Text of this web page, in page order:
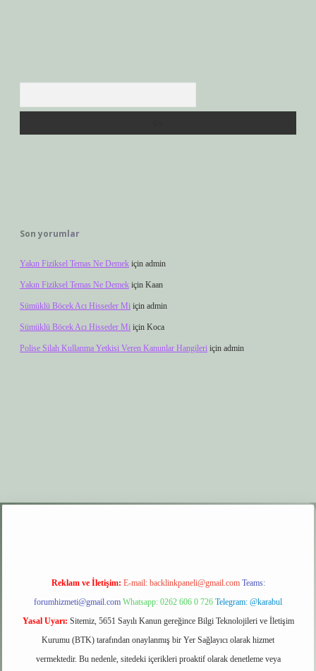
Son yorumlar
Yakın Fiziksel Temas Ne Demek için admin
Yakın Fiziksel Temas Ne Demek için Kaan
Sümüklü Böcek Acı Hisseder Mi için admin
Sümüklü Böcek Acı Hisseder Mi için Koca
Polise Silah Kullanma Yetkisi Veren Kanunlar Hangileri için admin
Reklam ve İletişim: E-mail: backlinkpaneli@gmail.com Teams:
forumhizmeti@gmail.com Whatsapp: 0262 606 0 726 Telegram: @karabul
Yasal Uyarı: Sitemiz, 5651 Sayılı Kanun gereğince Bilgi Teknolojileri ve İletişim
Kurumu (BTK) tarafından onaylanmış bir Yer Sağlayıcı olarak hizmet
vermektedir. Bu nedenle, sitedeki içerikleri proaktif olarak denetleme veya